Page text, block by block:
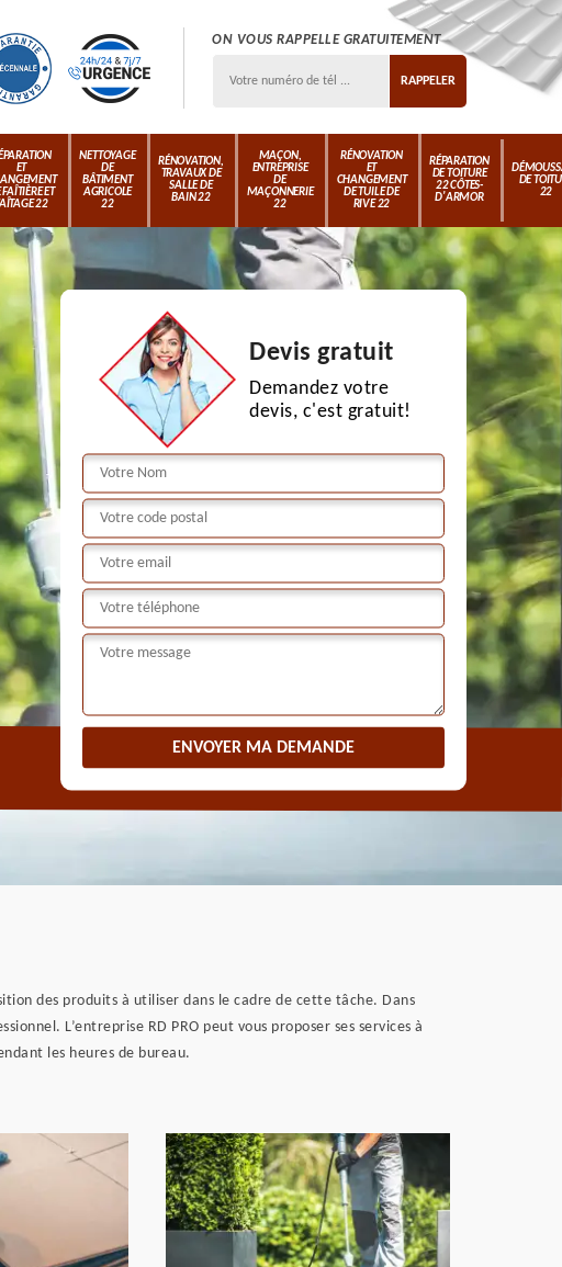
ON VOUS RAPPELLE GRATUITEMENT
ET
FAÎTIÈRE ET
22
NETTOYAGE
DE
BÂTIMENT
AGRICOLE
22
RÉNOVATION,
TRAVAUX DE
SALLE DE
BAIN 22
MAÇON,
ENTREPRISE
DE
MAÇONNERIE
22
RÉNOVATION
ET
CHANGEMENT
DE TUILE DE
RIVE 22
RÉPARATION
DE TOITURE
22 CÔTES-
D'ARMOR
DE
22
Devis gratuit
Demandez votre
devis, c'est gratuit!
des produits à utiliser dans le cadre de cette tâche. Dans
L’entreprise RD PRO peut vous proposer ses services à
les heures de bureau.